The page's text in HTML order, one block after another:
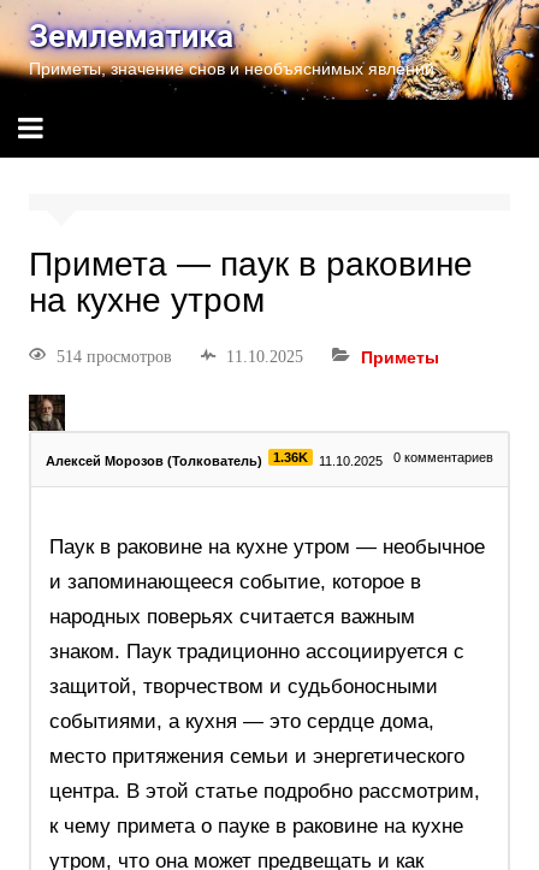
Землематика
Приметы, значение снов и необъяснимых явлений
Примета — паук в раковине
на кухне утром
514 просмотров 11.10.2025 Приметы
Алексей Морозов (Толкователь) 1.36K 11.10.2025 0 комментариев
Паук в раковине на кухне утром — необычное
и запоминающееся событие, которое в
народных поверьях считается важным
знаком. Паук традиционно ассоциируется с
защитой, творчеством и судьбоносными
событиями, а кухня — это сердце дома,
место притяжения семьи и энергетического
центра. В этой статье подробно рассмотрим,
к чему примета о пауке в раковине на кухне
утром, что она может предвещать и как